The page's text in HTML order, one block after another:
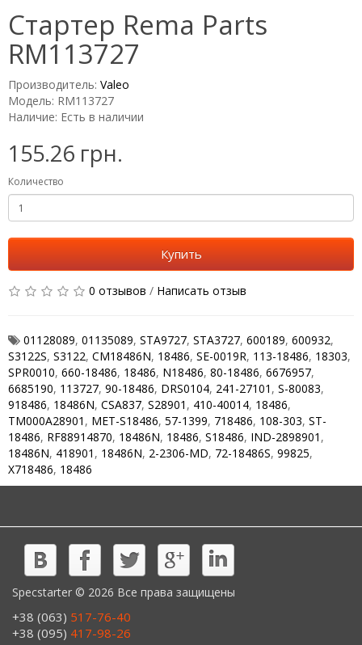
Стартер Rema Parts
RM113727
Производитель: Valeo
Модель: RM113727
Наличие: Есть в наличии
155.26 грн.
Количество
Купить
0 отзывов / Написать отзыв
01128089, 01135089, STA9727, STA3727, 600189, 600932,
S3122S, S3122, CM18486N, 18486, SE-0019R, 113-18486, 18303,
SPR0010, 660-18486, 18486, N18486, 80-18486, 6676957,
6685190, 113727, 90-18486, DRS0104, 241-27101 , S-80083,
918486, 18486N, CSA837, S28901 , 410-40014, 18486,
TM000A28901 , MET-S18486, 57-1399, 718486, 108-303, ST-
18486, RF88914870, 18486N, 18486, S18486, IND-2898901 ,
18486N, 418901 , 18486N, 2-2306-MD, 72-18486S, 99825,
X718486, 18486
Specstarter © 2026 Все права защищены
+38 (063) 517-76-40
+38 (095) 417-98-26